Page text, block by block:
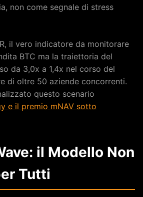
non come segnale di stress
il vero indicatore da monitorare
BTC ma la traiettoria del
da 3,0x a 1,4x nel corso del
di oltre 50 aziende concorrenti.
questo scenario
e il premio mNAV sotto
il Modello Non
Tutti